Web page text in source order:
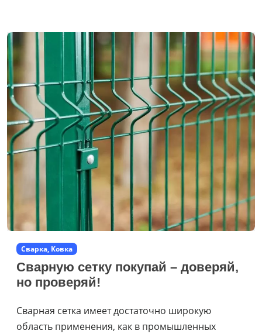
Сварка, Ковка
Сварную сетку покупай – доверяй,
но проверяй!
Сварная сетка имеет достаточно широкую
область применения, как в промышленных